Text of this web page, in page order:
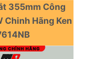
355mm Công
Chinh Hãng Ken